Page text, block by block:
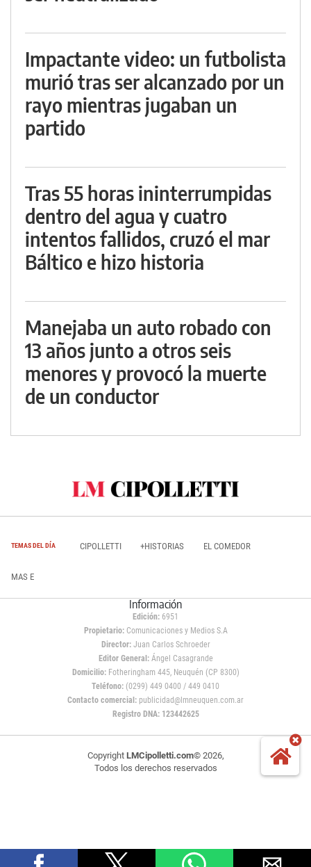
Impactante video: un futbolista
murió tras ser alcanzado por un
rayo mientras jugaban un
partido
Tras 55 horas ininterrumpidas
dentro del agua y cuatro
intentos fallidos, cruzó el mar
Báltico e hizo historia
Manejaba un auto robado con
13 años junto a otros seis
menores y provocó la muerte
de un conductor
TEMAS DEL DÍA CIPOLLETTI +HISTORIAS EL COMEDOR
MAS E
Información
Edición: 6951
Propietario:Comunicaciones y Medios S.A
Director: Juan Carlos Schroeder
Editor General:Ángel Casagrande
Domicilio:Fotheringham 445, Neuquén (CP 8300)
Teléfono: (0299) 449 0400 / 449 0410
Contacto comercial: publicidad@lmneuquen.com.ar
Registro DNA: 123442625
Copyright LMCipolletti.com© 2026,
Todos los derechos reservados